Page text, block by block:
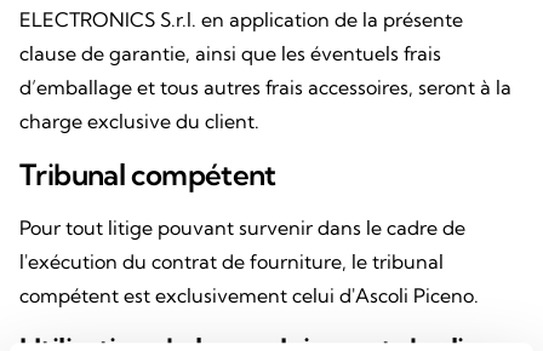
ELECTRONICS S.r.l. en application de la présente
clause de garantie, ainsi que les éventuels frais
d’emballage et tous autres frais accessoires, seront à la
charge exclusive du client.
Tribunal compétent
Pour tout litige pouvant survenir dans le cadre de
l'exécution du contrat de fourniture, le tribunal
compétent est exclusivement celui d'Ascoli Piceno.